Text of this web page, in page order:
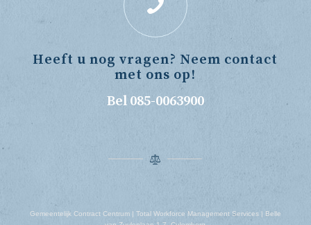
Heeft u nog vragen? Neem contact
met ons op!
Bel 085-0063900
Gemeentelijk Contract Centrum | Total Workforce Management Services | Belle